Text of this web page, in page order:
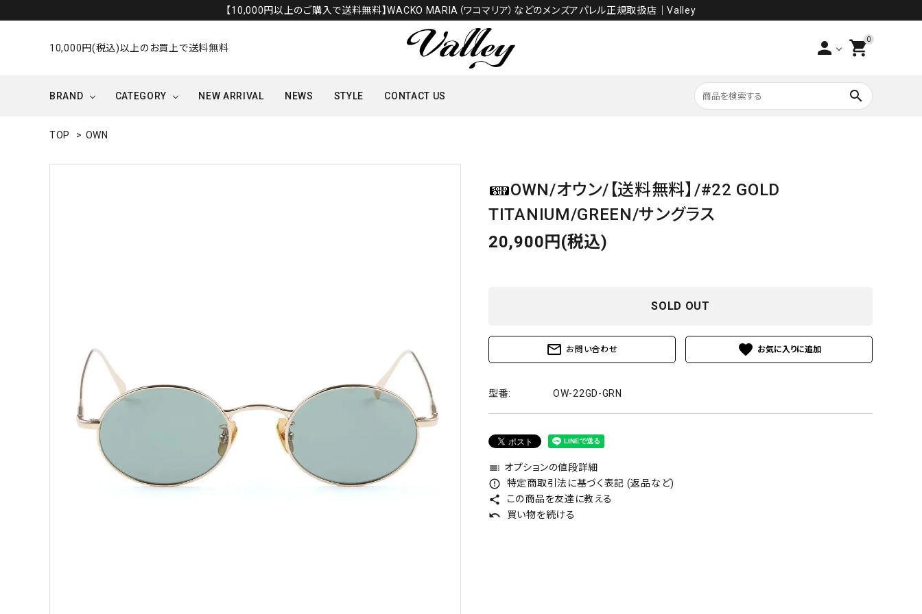
【10,000円以上のご購入で送料無料】WACKO MARIA（ワコマリア）などのメンズアパレル正規取扱店│Valley
10,000円(税込)以上のお買上で送料無料 person 0
shopping_cart
BRAND CATEGORY
SALE
NEW ARRIVAL NEWS STYLE CONTACT US search
TOP > OWN
OWN/オウン/【送料無料】/#22 GOLD
TITANIUM/GREEN/サングラス
20,900円(税込)
SOLD OUT
mail_outline お問い合わせ favorite
型番: OW-22GD-GRN
toc オプションの値段詳細
error_outline 特定商取引法に基づく表記 (返品など)
share この商品を友達に教える
undo 買い物を続ける